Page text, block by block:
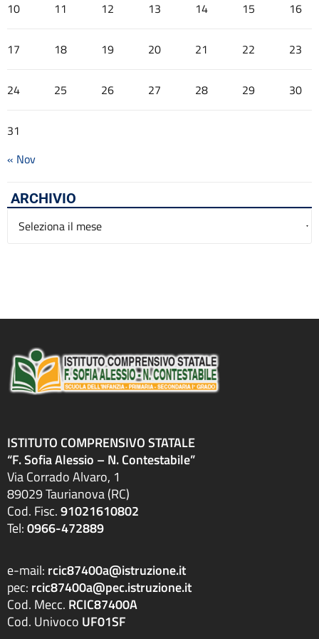
10 11 12 13 14 15 16
17 18 19 20 21 22 23
24 25 26 27 28 29 30
31
« Nov
ARCHIVIO
Archivio
ISTITUTO COMPRENSIVO STATALE
“F. Sofia Alessio – N. Contestabile”
Via Corrado Alvaro, 1
89029 Taurianova (RC)
Cod. Fisc.91021610802
Tel:0966-472889
e-mail: rcic87400a@istruzione.it
pec: rcic87400a@pec.istruzione.it
Cod. Mecc. RCIC87400A
Cod. Univoco UF01SF